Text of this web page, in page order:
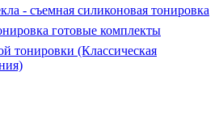
- съемная силиконовая тонировка
готовые комплекты
тонировки (Классическая